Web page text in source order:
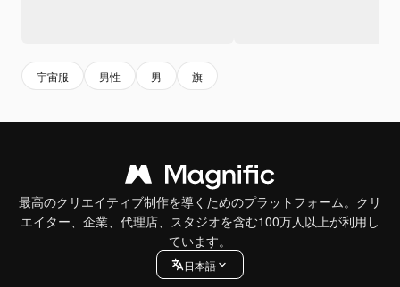
宇宙服 男性 男 旗
最高のクリエイティブ制作を導くためのプラットフォーム。クリ
エイター、企業、代理店、スタジオを含む100万人以上が利用し
ています。
日本語